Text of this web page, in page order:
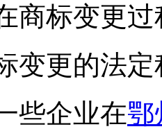
商标变更
变更的法定
些企业在鄂